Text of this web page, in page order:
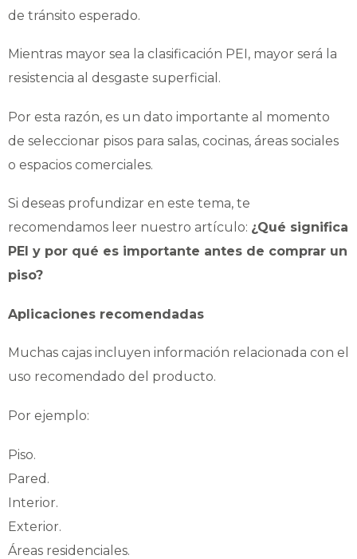
de tránsito esperado.
Mientras mayor sea la clasificación PEI, mayor será la
resistencia al desgaste superficial.
Por esta razón, es un dato importante al momento
de seleccionar pisos para salas, cocinas, áreas sociales
o espacios comerciales.
Si deseas profundizar en este tema, te
recomendamos leer nuestro artículo: ¿Qué significa
PEI y por qué es importante antes de comprar un
piso?
Aplicaciones recomendadas
Muchas cajas incluyen información relacionada con el
uso recomendado del producto.
Por ejemplo:
Piso.
Pared.
Interior.
Exterior.
Áreas residenciales.